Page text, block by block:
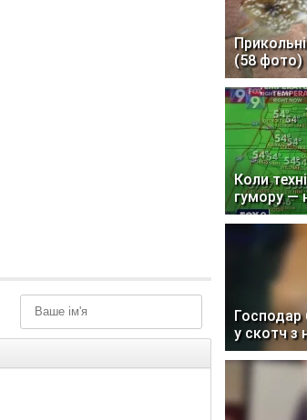
(58 фото)
Коли
гумору —
Господар
у скотч з